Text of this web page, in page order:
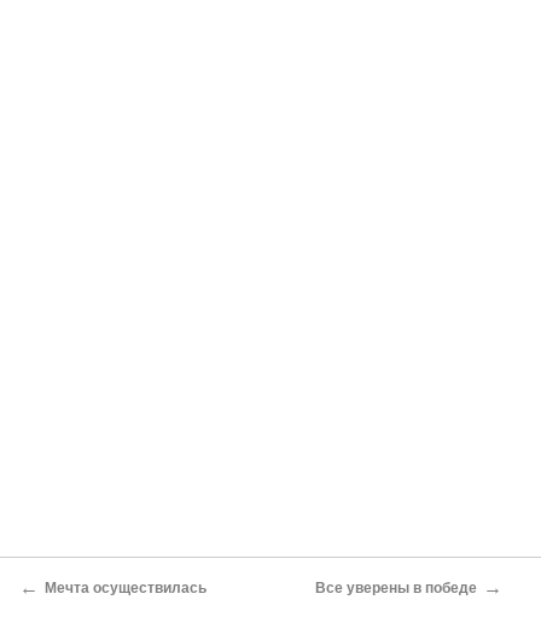
← Мечта осуществилась Все уверены в победе →